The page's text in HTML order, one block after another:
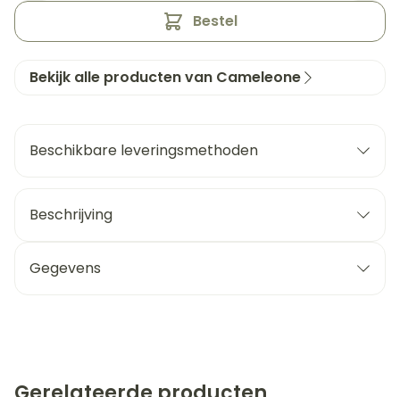
Bestel
Bekijk alle producten van Cameleone
Beschikbare leveringsmethoden
Beschrijving
Gegevens